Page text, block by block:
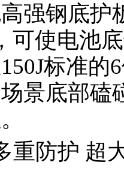
强钢底护
可使电池
标准
景底部磕